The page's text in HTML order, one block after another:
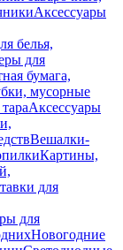
Аксессуары
белья,
для
бумага,
мусорные
Аксессуары
Вешалки-
Картины,
для
для
Новогодние